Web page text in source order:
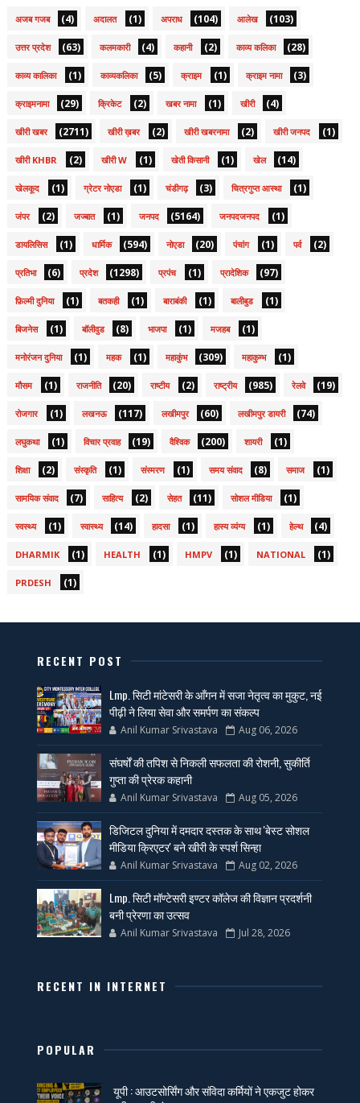
अजब गजब (4) अदालत (1) अपराध (104) आलेख (103)
उत्तर प्रदेश (63) कलमकारी (4) कहानी (2) काव्य कलिका (28)
काव्य कालिका (1) काव्यकलिका (5) क्राइम (1) क्राइम नामा (3)
क्राइमनामा (29) क्रिकेट (2) खबर नामा (1) खीरी (4)
खीरी खबर (2711) खीरी ख़बर (2) खीरी खबरनामा (2) खीरी जनपद (1)
खीरी KHBR (2) खीरी W (1) खेती किसानी (1) खेल (14)
खेलकूद (1) ग्रेटर नोएडा (1) चंडीगढ़ (3) चित्रगुप्त आस्था (1)
जंपर (2) जज्बात (1) जनपद (5164) जनपदजनपद (1)
डायलिसिस (1) धार्मिक (594) नोएडा (20) पंचांग (1) पर्व (2)
प्रतिभा (6) प्रदेश (1298) प्रपंच (1) प्रादेशिक (97)
फ़िल्मी दुनिया (1) बतकही (1) बाराबंकी (1) बालीबुड (1)
बिजनेस (1) बॉलीवुड (8) भाजपा (1) मजहब (1)
मनोरंजन दुनिया (1) महक (1) महाकुंभ (309) महाकुम्भ (1)
मौसम (1) राजनीति (20) राष्टीय (2) राष्ट्रीय (985) रेलवे (19)
रोजगार (1) लखनऊ (117) लखीमपुर (60) लखीमपुर डायरी (74)
लघुकथा (1) विचार प्रवाह (19) वैश्विक (200) शायरी (1)
शिक्षा (2) संस्कृति (1) संस्मरण (1) समय संवाद (8) समाज (1)
सामयिक संवाद (7) साहित्य (2) सेहत (11) सोशल मीडिया (1)
स्वस्थ्य (1) स्वास्थ्य (14) हादसा (1) हास्य व्यंग्य (1) हेल्थ (4)
DHARMIK (1) HEALTH (1) HMPV (1) NATIONAL (1)
PRDESH (1)
RECENT POST
Lmp. सिटी मांटेसरी के आँगन में सजा नेतृत्व का मुकुट, नई
पीढ़ी ने लिया सेवा और समर्पण का संकल्प
Anil Kumar Srivastava Aug 06, 2026
संघर्षों की तपिश से निकली सफलता की रोशनी, सुकीर्ति
गुप्ता की प्रेरक कहानी
Anil Kumar Srivastava Aug 05, 2026
डिजिटल दुनिया में दमदार दस्तक के साथ 'बेस्ट सोशल
मीडिया क्रिएटर' बने खीरी के स्पर्श सिन्हा
Anil Kumar Srivastava Aug 02, 2026
Lmp. सिटी मॉण्टेसरी इण्टर कॉलेज की विज्ञान प्रदर्शनी
बनी प्रेरणा का उत्सव
Anil Kumar Srivastava Jul 28, 2026
RECENT IN INTERNET
POPULAR
यूपी : आउटसोर्सिंग और संविदा कर्मियों ने एकजुट होकर